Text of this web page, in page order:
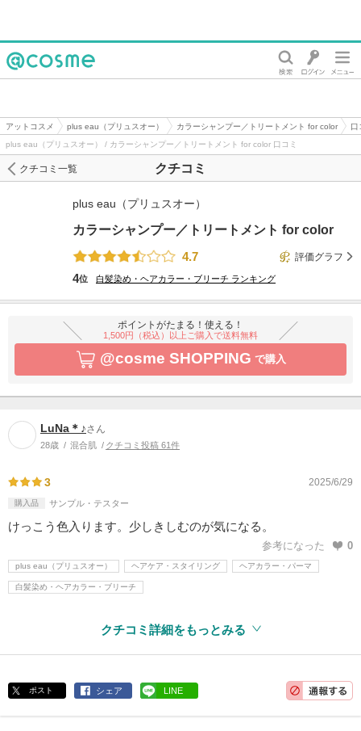
アットコスメ plus eau（プリュスオー） カラーシャンプー／トリートメント for color
口
plus eau（プリュスオー） / カラーシャンプー／トリートメント for color 口コミ
クチコミ
クチコミ一覧
plus eau（プリュスオー）
カラーシャンプー／トリートメント for color
4.7
評価グラフ
4位 白髪染め・ヘアカラー・ブリーチ ランキング
ポイントがたまる！使える！
1,500円（税込）以上ご購入で送料無料
@cosme SHOPPING で購入
LuNa＊♪さん
28歳 混合肌 クチコミ投稿 61件
3 2025/6/29
購入品 サンプル・テスター
けっこう色入ります。少しきしむのが気になる。
参考になった 0
plus eau（プリュスオー） ヘアケア・スタイリング ヘアカラー・パーマ
白髪染め・ヘアカラー・ブリーチ
クチコミ詳細をもっとみる
ポスト シェア LINE